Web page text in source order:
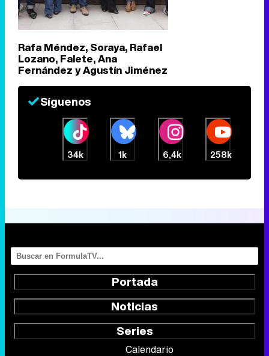
Rafa Méndez, Soraya, Rafael
Lozano, Falete, Ana
Fernández y Agustín Jiménez
Síguenos
34k 1k 6,4k 258k
Portada
Noticias
Series
Calendario